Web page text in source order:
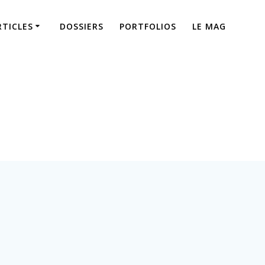
DOSSIERS PORTFOLIOS LE MAG